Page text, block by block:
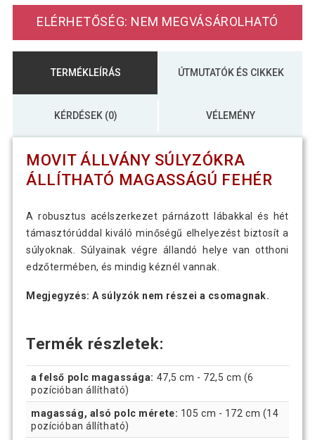
ELÉRHETŐSÉG: NEM MEGVÁSÁROLHATÓ
TERMÉKLEÍRÁS ÚTMUTATÓK ÉS CIKKEK
KÉRDÉSEK (0) VÉLEMÉNY
MOVIT ÁLLVÁNY SÚLYZÓKRA
ÁLLÍTHATÓ MAGASSÁGÚ FEHÉR
A robusztus acélszerkezet párnázott lábakkal és hét
támasztórúddal kiváló minőségű elhelyezést biztosít a
súlyoknak. Súlyainak végre állandó helye van otthoni
edzőtermében, és mindig kéznél vannak.
Megjegyzés: A súlyzók nem részei a csomagnak.
Termék részletek:
a felső polc magassága: 47,5 cm - 72,5 cm (6
pozícióban állítható)
magasság, alsó polc mérete: 105 cm - 172 cm (14
pozícióban állítható)